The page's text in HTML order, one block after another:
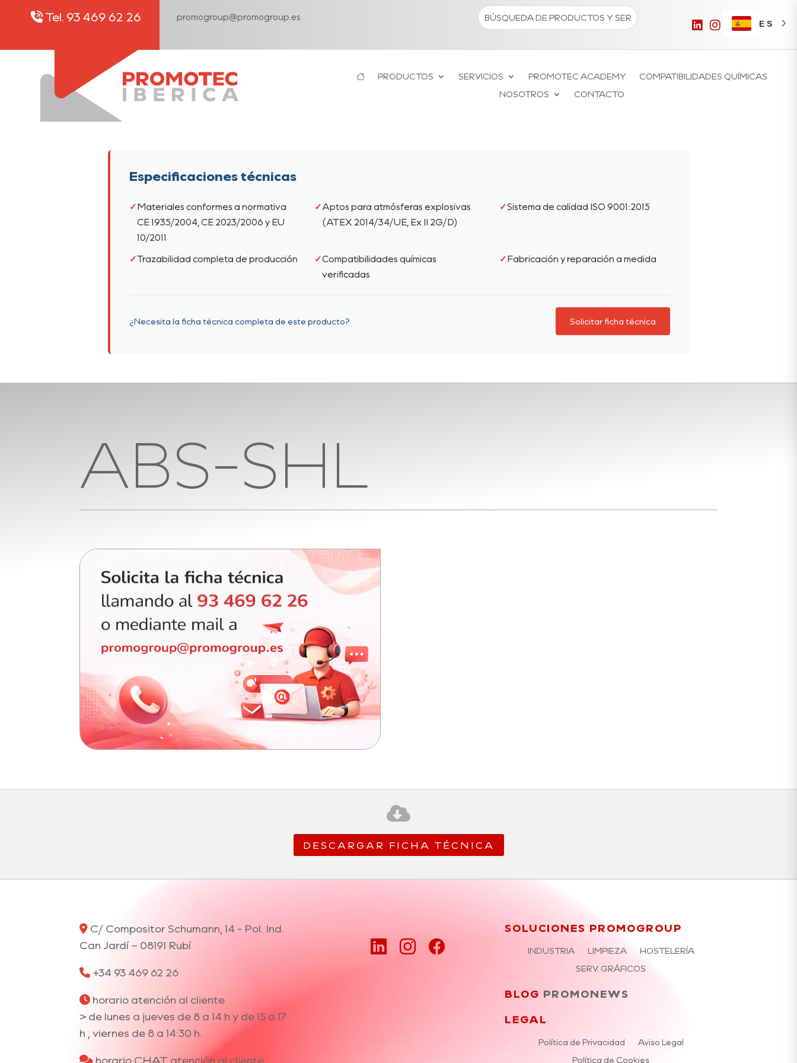
Tel. 93 469 62 26 promogroup@promogroup.es
ES
PRODUCTOS SERVICIOS PROMOTEC ACADEMY
COMPATIBILIDADES QUÍMICAS
NOSOTROS
CONTACTO
Especificaciones técnicas
Materiales conformes a normativa
CE 1935/2004, CE 2023/2006 y EU
10/2011
Aptos para atmósferas explosivas
(ATEX 2014/34/UE, Ex II 2G/D)
Sistema de calidad ISO 9001:2015
Trazabilidad completa de producción
Compatibilidades químicas
verificadas
Fabricación y reparación a medida
¿Necesita la ficha técnica completa de este producto? Solicitar ficha técnica
ABS-SHL

DESCARGAR FICHA TÉCNICA
C/ Compositor Schumann, 14 - Pol. Ind.
Can Jardí – 08191 Rubí
+34 93 469 62 26
horario atención al cliente
> de lunes a jueves de 8 a 14 h y de 15 a 17
h , viernes de 8 a 14:30 h.
horario CHAT atención al cliente
SOLUCIONES PROMOGROUP
INDUSTRIA LIMPIEZA
HOSTELERÍA
SERV. GRÁFICOS
BLOG PROMONEWS
LEGAL
Política de Privacidad
Aviso Legal
Política de Cookies